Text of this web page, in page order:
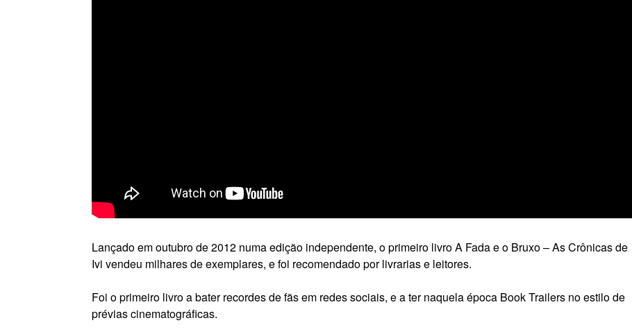
Lançado em outubro de 2012 numa edição independente, o primeiro livro A Fada e o Bruxo – As Crônicas de
Ivi vendeu milhares de exemplares, e foi recomendado por livrarias e leitores.
Foi o primeiro livro a bater recordes de fãs em redes sociais, e a ter naquela época Book Trailers no estilo de
prévias cinematográficas.